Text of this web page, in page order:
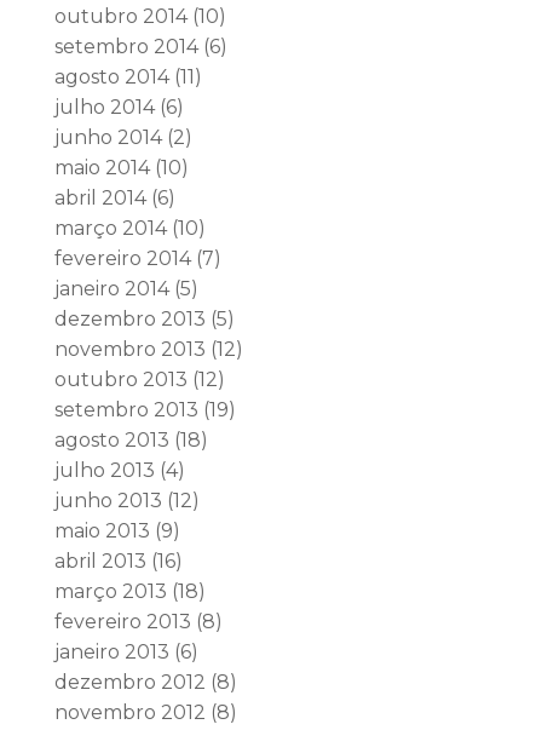
outubro 2014(10)
setembro 2014(6)
agosto 2014(11)
julho 2014(6)
junho 2014(2)
maio 2014(10)
abril 2014(6)
março 2014(10)
fevereiro 2014(7)
janeiro 2014(5)
dezembro 2013 (5)
novembro 2013 (12)
outubro 2013 (12)
setembro 2013 (19)
agosto 2013 (18)
julho 2013 (4)
junho 2013 (12)
maio 2013 (9)
abril 2013 (16)
março 2013 (18)
fevereiro 2013 (8)
janeiro 2013 (6)
dezembro 2012 (8)
novembro 2012 (8)